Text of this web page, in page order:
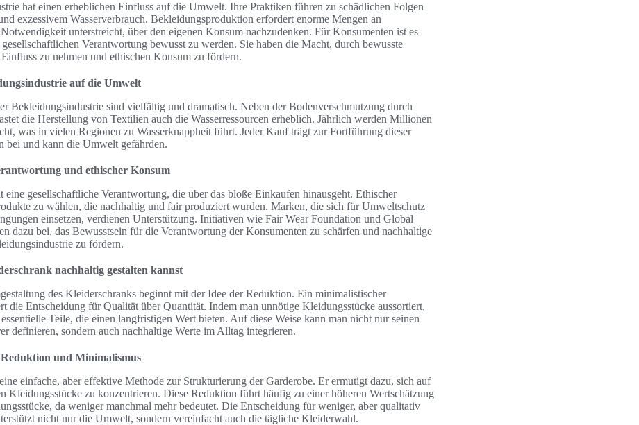
hat einen erheblichen Einfluss auf die Umwelt. Ihre Praktiken führen zu schädlichen Folgen
exzessivem Wasserverbrauch. Bekleidungsproduktion erfordert enorme Mengen an
unterstreicht, über den eigenen Konsum nachzudenken. Für Konsumenten ist es
Verantwortung bewusst zu werden. Sie haben die Macht, durch bewusste
zu nehmen und ethischen Konsum zu fördern.
auf die Umwelt
Bekleidungsindustrie sind vielfältig und dramatisch. Neben der Bodenverschmutzung durch
die Herstellung von Textilien auch die Wasserressourcen erheblich. Jährlich werden Millionen
was in vielen Regionen zu Wasserknappheit führt. Jeder Kauf trägt zur Fortführung dieser
bei und kann die Umwelt gefährden.
und ethischer Konsum
eine gesellschaftliche Verantwortung, die über das bloße Einkaufen hinausgeht. Ethischer
zu wählen, die nachhaltig und fair produziert wurden. Marken, die sich für Umweltschutz
einsetzen, verdienen Unterstützung. Initiativen wie Fair Wear Foundation und Global
dazu bei, das Bewusstsein für die Verantwortung der Konsumenten zu schärfen und nachhaltige
zu fördern.
nachhaltig gestalten kannst
des Kleiderschranks beginnt mit der Idee der Reduktion. Ein minimalistischer
die Entscheidung für Qualität über Quantität. Indem man unnötige Kleidungsstücke aussortiert,
Teile, die einen langfristigen Wert bieten. Auf diese Weise kann man nicht nur seinen
definieren, sondern auch nachhaltige Werte im Alltag integrieren.
und Minimalismus
einfache, aber effektive Methode zur Strukturierung der Garderobe. Er ermutigt dazu, sich auf
Kleidungsstücke zu konzentrieren. Diese Reduktion führt häufig zu einer höheren Wertschätzung
da weniger manchmal mehr bedeutet. Die Entscheidung für weniger, aber qualitativ
nicht nur die Umwelt, sondern vereinfacht auch die tägliche Kleiderwahl.